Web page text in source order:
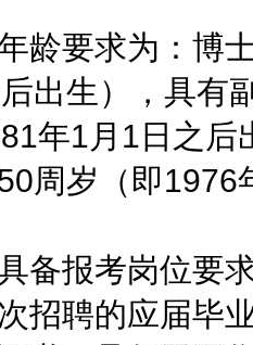
要求为：博士
出生），具有
年1月1日之
周岁（即1976
报考岗位要求
招聘的应届毕